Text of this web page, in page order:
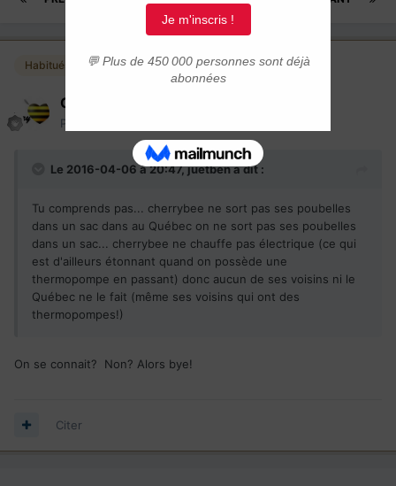
Habitués
Cherrybee
Posté(e)
Le 2016-04-06 à 20:47,juetbena dit :
Tu comprends pas... cherrybee ne sort pas ses poubelles
dans un sac dans au Québec on ne sort pas ses poubelles
dans un sac... cherrybee ne chauffe pas électrique (ce qui
est d'ailleurs étonnant quand on possède une
thermopompe en passant) donc aucun de ses voisins ni le
Québec ne le fait (même ses voisins qui ont des
thermopompes!)
On se connait? Non? Alors bye!
Citer